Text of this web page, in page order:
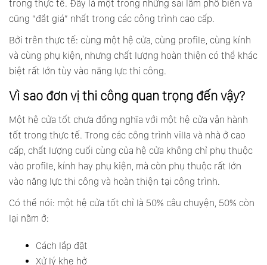
trong thực tế. Đây là một trong những sai lầm phổ biến và
cũng “đắt giá” nhất trong các công trình cao cấp.
Bởi trên thực tế: cùng một hệ cửa, cùng profile, cùng kính
và cùng phụ kiện, nhưng chất lượng hoàn thiện có thể khác
biệt rất lớn tùy vào năng lực thi công.
Vì sao đơn vị thi công quan trọng đến vậy?
Một hệ cửa tốt chưa đồng nghĩa với một hệ cửa vận hành
tốt trong thực tế. Trong các công trình villa và nhà ở cao
cấp, chất lượng cuối cùng của hệ cửa không chỉ phụ thuộc
vào profile, kính hay phụ kiện, mà còn phụ thuộc rất lớn
vào năng lực thi công và hoàn thiện tại công trình.
Có thể nói: một hệ cửa tốt chỉ là 50% câu chuyện, 50% còn
lại nằm ở:
Cách lắp đặt
Xử lý khe hở